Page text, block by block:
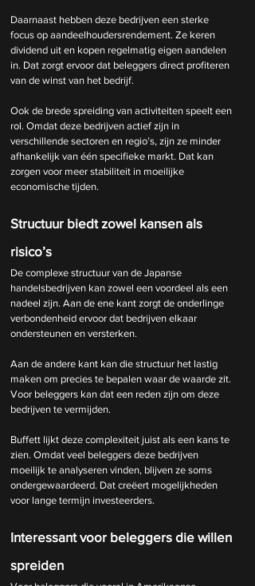
Daarnaast hebben deze bedrijven een sterke
focus op aandeelhoudersrendement. Ze keren
dividend uit en kopen regelmatig eigen aandelen
in. Dat zorgt ervoor dat beleggers direct profiteren
van de winst van het bedrijf.
Ook de brede spreiding van activiteiten speelt een
rol. Omdat deze bedrijven actief zijn in
verschillende sectoren en regio’s, zijn ze minder
afhankelijk van één specifieke markt. Dat kan
zorgen voor meer stabiliteit in moeilijke
economische tijden.
Structuur biedt zowel kansen als
risico’s
De complexe structuur van de Japanse
handelsbedrijven kan zowel een voordeel als een
nadeel zijn. Aan de ene kant zorgt de onderlinge
verbondenheid ervoor dat bedrijven elkaar
ondersteunen en versterken.
Aan de andere kant kan die structuur het lastig
maken om precies te bepalen waar de waarde zit.
Voor beleggers kan dat een reden zijn om deze
bedrijven te vermijden.
Buffett lijkt deze complexiteit juist als een kans te
zien. Omdat veel beleggers deze bedrijven
moeilijk te analyseren vinden, blijven ze soms
ondergewaardeerd. Dat creëert mogelijkheden
voor lange termijn investeerders.
Interessant voor beleggers die willen
spreiden